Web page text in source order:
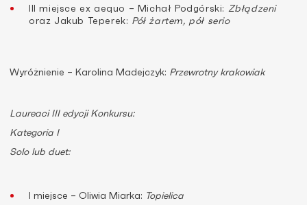
III miejsce ex aequo – Michał Podgórski: Zbłądzeni
oraz Jakub Teperek: Pół żartem, pół serio
Wyróżnienie – Karolina Madejczyk: Przewrotny krakowiak
Laureaci III edycji Konkursu:
Kategoria I
Solo lub duet:
I miejsce – Oliwia Miarka: Topielica